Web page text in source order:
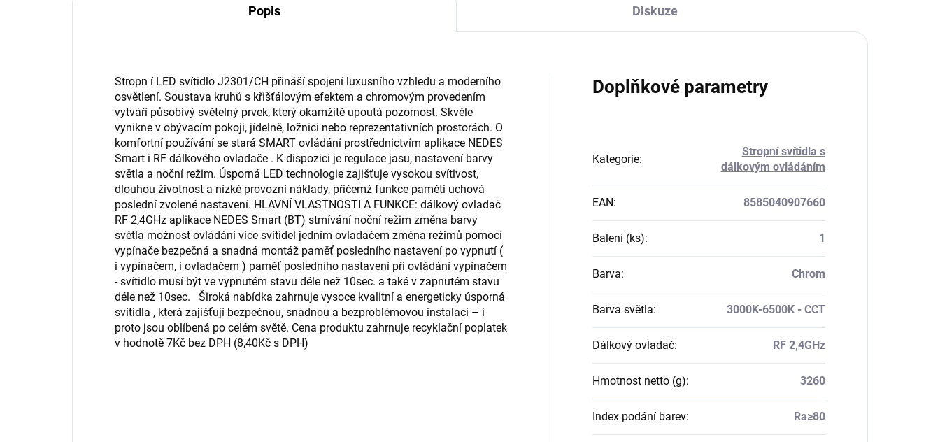
Popis Diskuze
Stropn í LED svítidlo J2301/CH přináší spojení luxusního vzhledu a moderního
osvětlení. Soustava kruhů s křišťálovým efektem a chromovým provedením
vytváří působivý světelný prvek, který okamžitě upoutá pozornost. Skvěle
vynikne v obývacím pokoji, jídelně, ložnici nebo reprezentativních prostorách. O
komfortní používání se stará SMART ovládání prostřednictvím aplikace NEDES
Smart i RF dálkového ovladače . K dispozici je regulace jasu, nastavení barvy
světla a noční režim. Úsporná LED technologie zajišťuje vysokou svítivost,
dlouhou životnost a nízké provozní náklady, přičemž funkce paměti uchová
poslední zvolené nastavení. HLAVNÍ VLASTNOSTI A FUNKCE: dálkový ovladač
RF 2,4GHz aplikace NEDES Smart (BT) stmívání noční režim změna barvy
světla možnost ovládání více svítidel jedním ovladačem změna režimů pomocí
vypínače bezpečná a snadná montáž paměť posledního nastavení po vypnutí (
i vypínačem, i ovladačem ) paměť posledního nastavení při ovládání vypínačem
- svítidlo musí být ve vypnutém stavu déle než 10sec. a také v zapnutém stavu
déle než 10sec. Široká nabídka zahrnuje vysoce kvalitní a energeticky úsporná
svítidla , která zajišťují bezpečnou, snadnou a bezproblémovou instalaci – i
proto jsou oblíbená po celém světě. Cena produktu zahrnuje recyklační poplatek
v hodnotě 7Kč bez DPH (8,40Kč s DPH)
Doplňkové parametry
Kategorie:
Stropní svítidla s
dálkovým ovládáním
EAN: 8585040907660
Balení (ks): 1
Barva: Chrom
Barva světla: 3000K-6500K - CCT
Dálkový ovladač: RF 2,4GHz
Hmotnost netto (g): 3260
Index podání barev: Ra≥80